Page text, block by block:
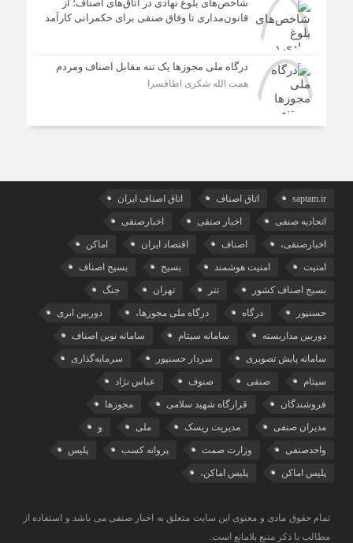
شاخص‌های بلوغ نهادی در اتاق‌های اصناف؛ از
قانون‌مداری تا وفاق صنفی برای حکمرانی کارآمد
درگاه ملی مجوزها یک تنه مقابل اصناف ومردم
همت الله شکری اطاقسرا
saptam.ir اتاق اصناف اتاق اصناف ایران
اتحادیه صنفی اخبار صنفی اخبارصنفی
اخبارصنفی، اصناف اقتصاد ایران اماکن
امنیت امنیت هوشمند بسیج بسیج اصناف
بسیج اصناف کشور تتر تهران جنگ
حسنپور درگاه درگاه ملی مجوزها، دوربین ابری
دوربین مداربسته سامانه سپتام سامانه نوین اصناف
سامانه پایش تصویری سردار حسنپور سرمایه‌گذاری
سپتام صنفی صنوف عباس نژاد
فروشندگان قرارگاه شهید سلامی مجوزها
مدیران صنفی مدیریت ریسک ملی و
واحدصنفی وزارت صمت پروانه کسب پلیس
پلیس اماکن پلیس اماکن،
تمام حقوق مادی و معنوی این سایت متعلق به اخبار صنفی می باشد و استفاده از
مطالب با ذکر منبع بلامانع است.